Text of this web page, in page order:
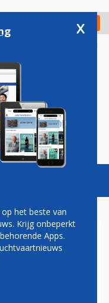
Check in
Vacatures
x
het beste van
Krijg onbeperkt
Apps.